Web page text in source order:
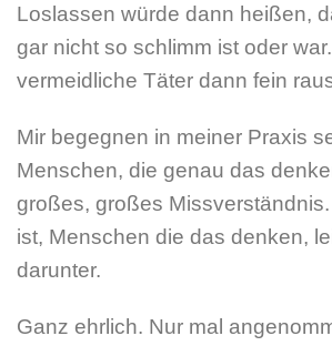
Loslassen würde dann heißen,
gar nicht so schlimm ist oder
vermeidliche Täter dann fein
Mir begegnen in meiner Praxis
Menschen, die genau das
großes, großes
ist, Menschen die das denken,
darunter.
Ganz ehrlich. Nur mal